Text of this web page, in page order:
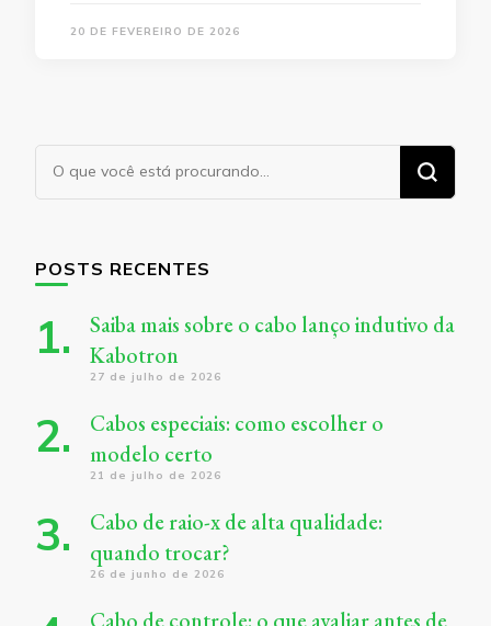
20 DE FEVEREIRO DE 2026
Procurando
algo?
POSTS RECENTES
Saiba mais sobre o cabo lanço indutivo da
Kabotron
27 de julho de 2026
Cabos especiais: como escolher o
modelo certo
21 de julho de 2026
Cabo de raio-x de alta qualidade:
quando trocar?
26 de junho de 2026